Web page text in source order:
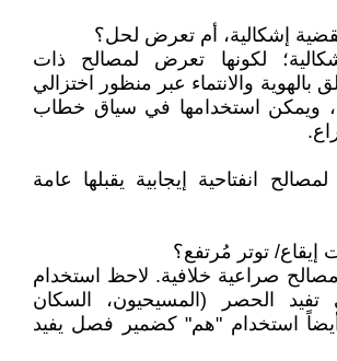
لكونها تعرض لمصالح ذات
بالهوية والانتماء عبر منظور اختزالي
ويمكن استخدامها في سياق خطاب
انفتاحية إيجابية يقبلها عامة
مصالح صراعية خلافية. لاحظ استخدام
تفيد الحصر (المسيحيون، السكان
أيضاً استخدام "هم" كضمير فصل يفيد